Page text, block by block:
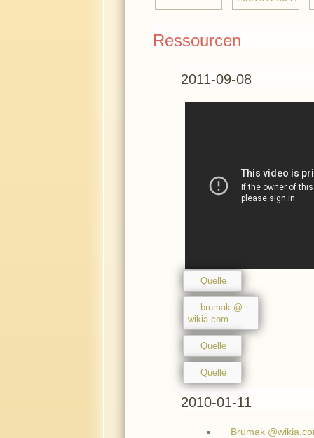
Ressourcen
2011-09-08
Quelle
brumak @
wikia.com
Quelle
Quelle
2010-01-11
Brumak